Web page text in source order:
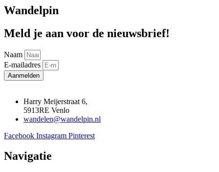
Wandelpin
Meld je aan voor de nieuwsbrief!
Naam
E-mailadres
Aanmelden
Harry Meijerstraat 6,
5913RE Venlo
wandelen@wandelpin.nl
Facebook Instagram Pinterest
Navigatie